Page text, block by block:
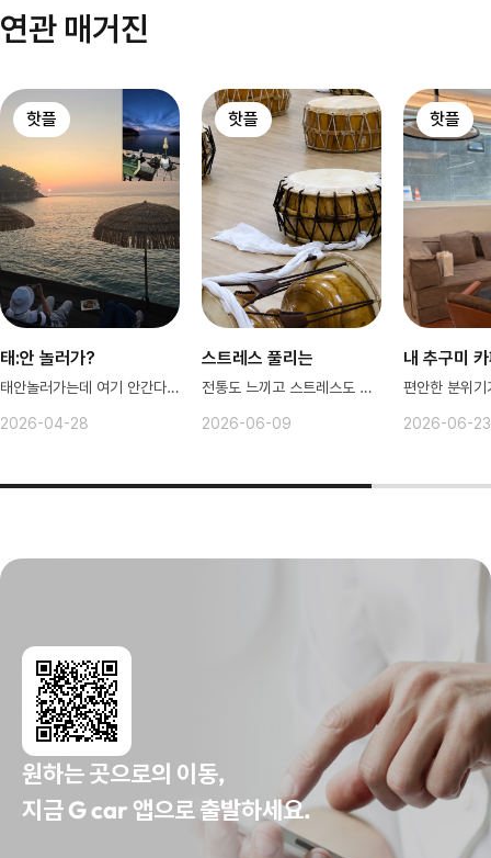
연관 매거진
핫플
태:안 놀러가?
태안놀러가는데 여기 안간다고?
2026-04-28
핫플
스트레스 풀리는
전통도 느끼고 스트레스도 풀러가보자!
2026-06-09
핫플
내 추구미
2026-06-23
원하는 곳으로의 이동,
지금 G car 앱으로 출발하세요.